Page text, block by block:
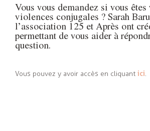
Vous vous demandez si vous
violences conjugales ? Sarah
l’association 125 et Après ont
permettant de vous aider à
question.
Vous pouvez y avoir accès en cliquant ici.